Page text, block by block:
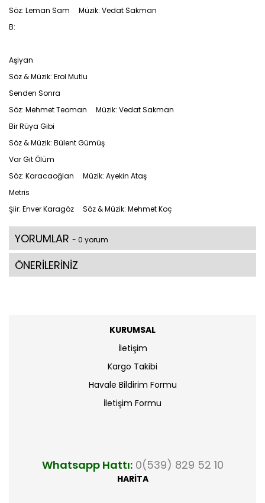
Söz: Leman Sam Müzik: Vedat Sakman
B:
Aşiyan
Söz & Müzik: Erol Mutlu
Senden Sonra
Söz: Mehmet Teoman Müzik: Vedat Sakman
Bir Rüya Gibi
Söz & Müzik: Bülent Gümüş
Var Git Ölüm
Söz: Karacaoğlan Müzik: Ayekin Ataş
Metris
Şiir: Enver Karagöz Söz & Müzik: Mehmet Koç
YORUMLAR - 0 yorum
ÖNERİLERİNİZ
KURUMSAL
İletişim
Kargo Takibi
Havale Bildirim Formu
İletişim Formu
Whatsapp Hattı: 0(539) 829 52 10
HARİTA